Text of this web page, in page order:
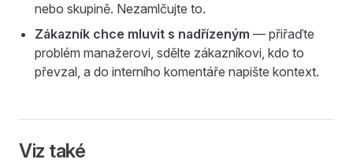
nebo skupině. Nezamlčujte to.
Zákazník chce mluvit s nadřízeným — přiřaďte
problém manažerovi, sdělte zákazníkovi, kdo to
převzal, a do interního komentáře napište kontext.
Viz také